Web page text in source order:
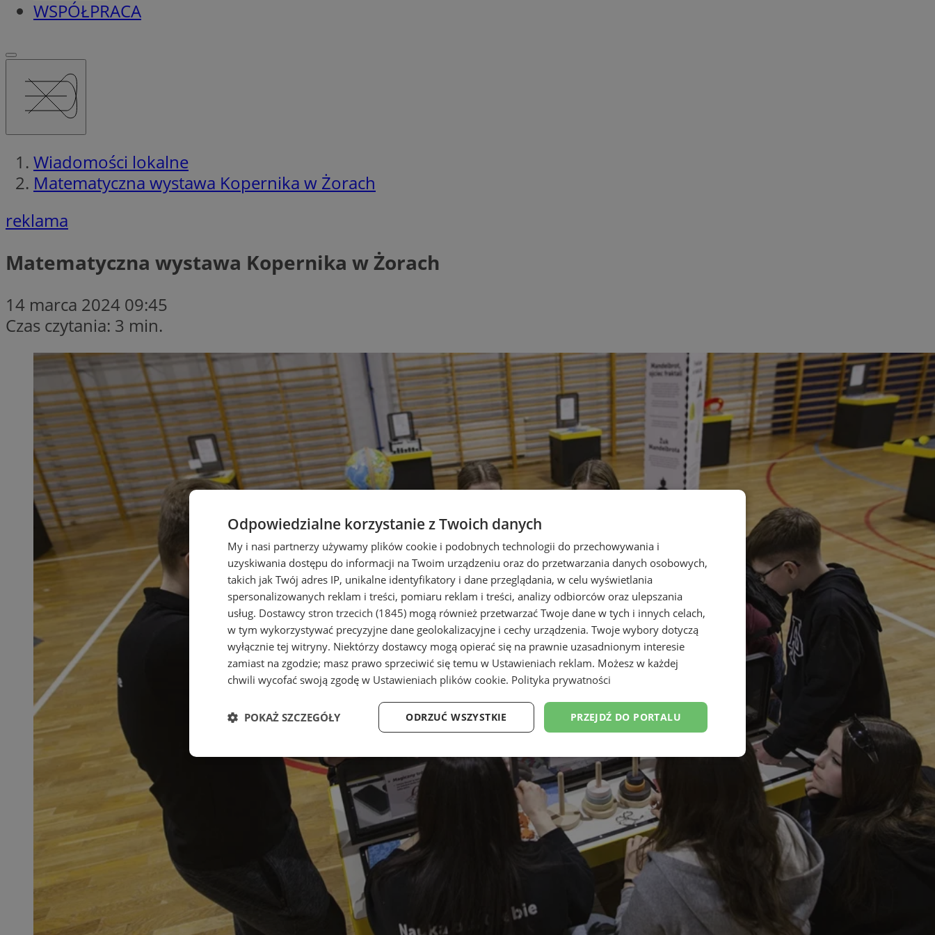
WSPÓŁPRACA
Wiadomości lokalne
Matematyczna wystawa Kopernika w Żorach
reklama
Matematyczna wystawa Kopernika w Żorach
14 marca 2024 09:45
Czas czytania: 3 min.
Odpowiedzialne korzystanie z Twoich danych
My i nasi partnerzy używamy plików cookie i podobnych technologii do przechowywania i
uzyskiwania dostępu do informacji na Twoim urządzeniu oraz do przetwarzania danych osobowych,
takich jak Twój adres IP, unikalne identyfikatory i dane przeglądania, w celu wyświetlania
spersonalizowanych reklam i treści, pomiaru reklam i treści, analizy odbiorców oraz ulepszania
usług. Dostawcy stron trzecich (1845) mogą również przetwarzać Twoje dane w tych i innych celach,
w tym wykorzystywać precyzyjne dane geolokalizacyjne i cechy urządzenia. Twoje wybory dotyczą
wyłącznie tej witryny. Niektórzy dostawcy mogą opierać się na prawnie uzasadnionym interesie
zamiast na zgodzie; masz prawo sprzeciwić się temu w Ustawieniach reklam. Możesz w każdej
chwili wycofać swoją zgodę w Ustawieniach plików cookie. Polityka prywatności
PRZEJDŹ DO PORTALU
ODRZUĆ WSZYSTKIE
POKAŻ SZCZEGÓŁY
Niezbędne Wydajność Targetowanie Funkcjonalność Niesklasyfikowane
Niezbędne Wydajność Niesklasyfikowane
Niezbędne pliki cookie umożliwiają korzystanie z podstawowych funkcji strony internetowej, takich jak logowanie użytkownika i
zarządzanie kontem. Bez niezbędnych plików cookie nie można prawidłowo korzystać ze strony internetowej.
Provider Domena
przechowywania
Opis